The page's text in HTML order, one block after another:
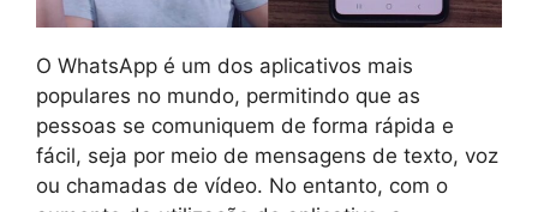
O WhatsApp é um dos aplicativos mais
populares no mundo, permitindo que as
pessoas se comuniquem de forma rápida e
fácil, seja por meio de mensagens de texto, voz
ou chamadas de vídeo. No entanto, com o